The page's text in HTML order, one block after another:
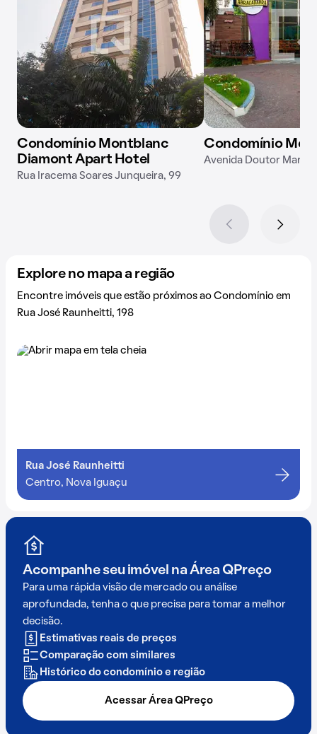
Condomínio Montblanc
Diamont Apart Hotel
Rua Iracema Soares Junqueira, 99
Condomínio
Avenida Doutor Mario
Explore no mapa a região
Encontre imóveis que estão próximos ao Condomínio em
Rua José Raunheitti, 198
Rua José Raunheitti
Centro, Nova Iguaçu
Acompanhe seu imóvel na Área QPreço
Para uma rápida visão de mercado ou análise
aprofundada, tenha o que precisa para tomar a melhor
decisão.
Estimativas reais de preços
Comparação com similares
Histórico do condomínio e região
Acessar Área QPreço